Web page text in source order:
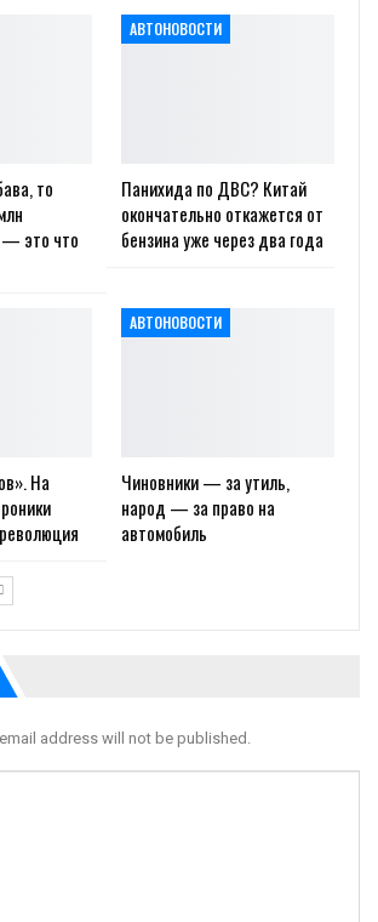
то
— это что
АВТОНОВОСТИ
Панихида по ДВС? Китай
окончательно откажется от
бензина уже через два года
На
АВТОНОВОСТИ
Чиновники — за утиль,
народ — за право на
автомобиль
address will not be published.